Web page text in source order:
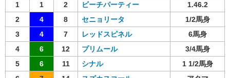
1 1 2 ビーチパーティー
1.46.2
2
4 8 セニョリータ
1/2馬身
3
4 7 レッドスピネル
6馬身
4
6 12 プリムール
3/4馬身
5
6 11 シナル
1 1/2馬身